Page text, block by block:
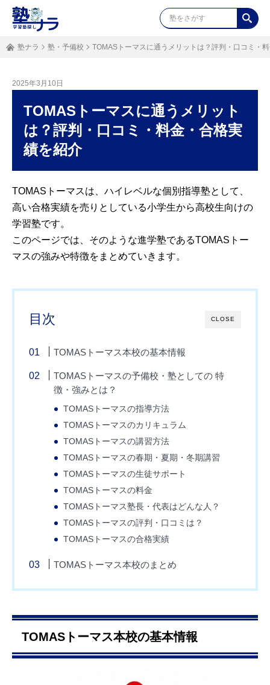
塾ナラ 塾・予備校 TOMASトーマスに通うメリットは？評判・口コミ・
2025年3月10日
TOMASトーマスに通うメリット
は？評判・口コミ・料金・合格実
績を紹介
TOMASトーマスは、ハイレベルな個別指導塾として、
高い合格実績を売りとしている小学生から高校生向けの
学習塾です。
このページでは、そのような進学塾であるTOMASトー
マスの強みや特徴をまとめていきます。
CLOSE
目次
TOMASトーマス本校の基本情報
TOMASトーマスの予備校・塾としての 特
徴・強みとは？
TOMASトーマスの指導方法
TOMASトーマスのカリキュラム
TOMASトーマスの講習方法
TOMASトーマスの春期・夏期・冬期講習
TOMASトーマスの生徒サポート
TOMASトーマスの料金
TOMASトーマス塾長・代表はどんな人？
TOMASトーマスの評判・口コミは？
TOMASトーマスの合格実績
TOMASトーマス本校のまとめ
TOMASトーマス本校の基本情報